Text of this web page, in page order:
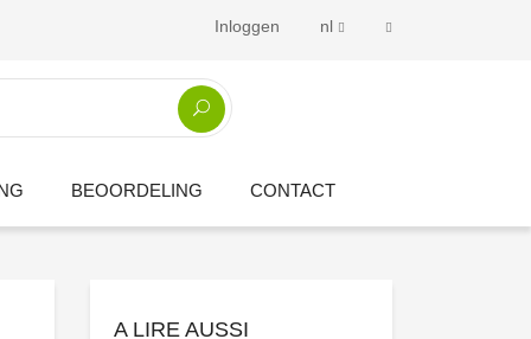
Inloggen nl
BEOORDELING CONTACT
A LIRE AUSSI